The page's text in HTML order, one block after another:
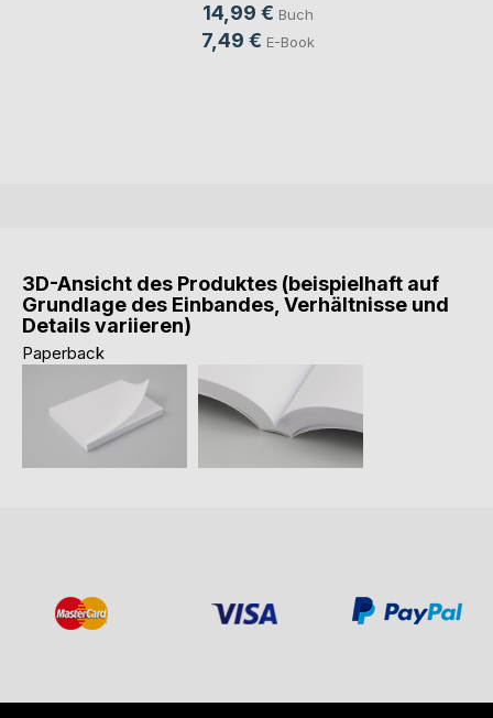
14,99 € Buch
7,49 € E-Book
3D-Ansicht des Produktes (beispielhaft auf
Grundlage des Einbandes, Verhältnisse und
Details variieren)
Paperback